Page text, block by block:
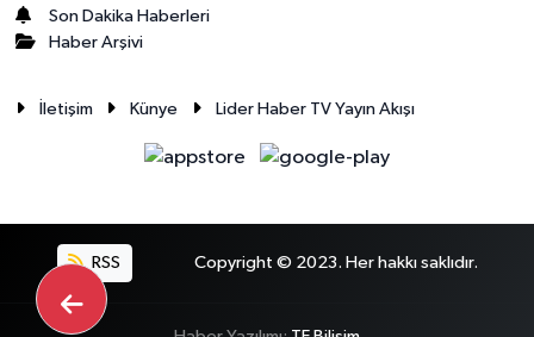
Son Dakika Haberleri
Haber Arşivi
İletişim Künye Lider Haber TV Yayın Akışı
RSS Copyright © 2023. Her hakkı saklıdır.